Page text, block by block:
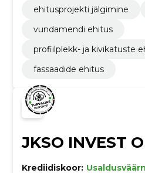
ehitusprojekti jälgimine
vundamendi ehitus
profiilplekk- ja kivikatuste
fassaadide ehitus
JKSO INVEST
Krediidiskoor: